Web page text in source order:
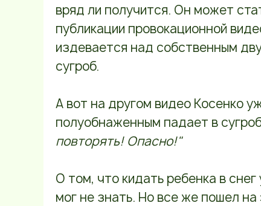
вряд ли получится. Он может
публикации провокационной
издевается над собственным
сугроб.
А вот на другом видео Косенко
полуобнаженным падает в
повторять! Опасно!"
О том, что кидать ребенка в
мог не знать. Но все же пошел